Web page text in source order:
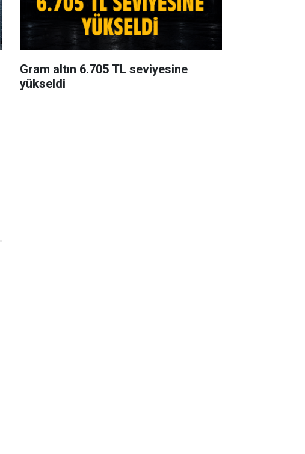
Gram altın 6.705 TL seviyesine
yükseldi